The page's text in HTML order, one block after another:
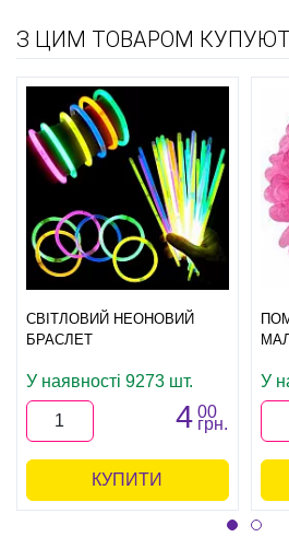
З ЦИМ ТОВАРОМ
СВІТЛОВИЙ НЕОНОВИЙ
БРАСЛЕТ
У наявності 9273 шт.
4 00
грн.
КУПИТИ
У